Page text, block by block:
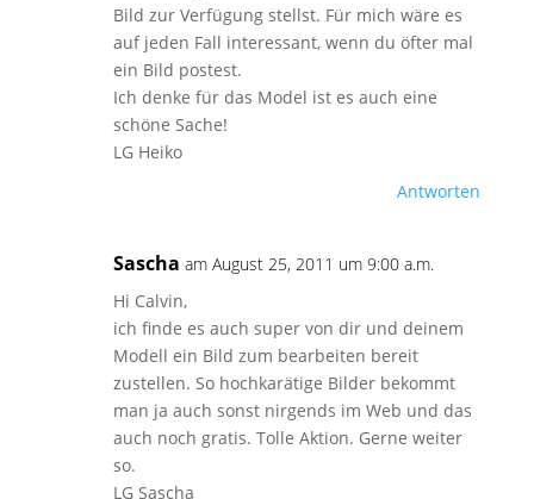
Bild zur Verfügung stellst. Für mich wäre es
auf jeden Fall interessant, wenn du öfter mal
ein Bild postest.
Ich denke für das Model ist es auch eine
schöne Sache!
LG Heiko
Antworten
Sascha am August 25, 2011 um 9:00 a.m.
Hi Calvin,
ich finde es auch super von dir und deinem
Modell ein Bild zum bearbeiten bereit
zustellen. So hochkarätige Bilder bekommt
man ja auch sonst nirgends im Web und das
auch noch gratis. Tolle Aktion. Gerne weiter
so.
LG Sascha